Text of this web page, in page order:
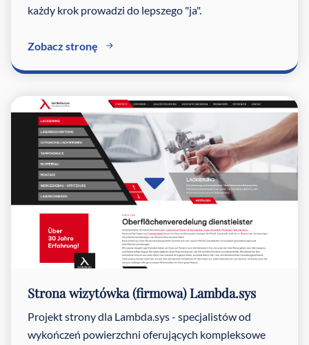
każdy krok prowadzi do lepszego "ja".
Zobacz stronę
Strona wizytówka (firmowa) Lambda.sys
Projekt strony dla Lambda.sys - specjalistów od
wykończeń powierzchni oferujących kompleksowe